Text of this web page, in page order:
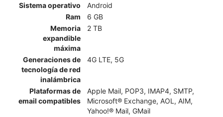
Sistema operativo
Android
Ram
6 GB
Memoria
expandible
máxima
2 TB
Generaciones de
tecnología de red
inalámbrica
4G LTE, 5G
Plataformas de
email compatibles
Apple Mail, POP3, IMAP4, SMTP,
Microsoft® Exchange, AOL, AIM,
Yahoo!® Mail, GMail